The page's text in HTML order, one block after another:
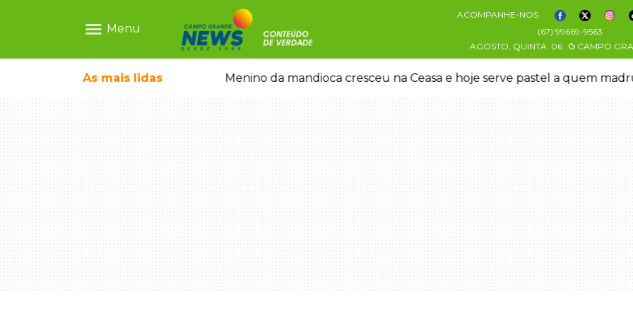
menu Menu
ACOMPANHE-NOS
(67) 99669-9563
AGOSTO, QUINTA 06 CAMPO
As mais lidas
show gratuito na Feira Central Menino da mandioca cresceu na Ceasa e hoje serve pastel a quem